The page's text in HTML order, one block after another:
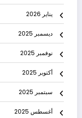
يناير 2026
ديسمبر 2025
نوفمبر 2025
أكتوبر 2025
سبتمبر 2025
أغسطس 2025